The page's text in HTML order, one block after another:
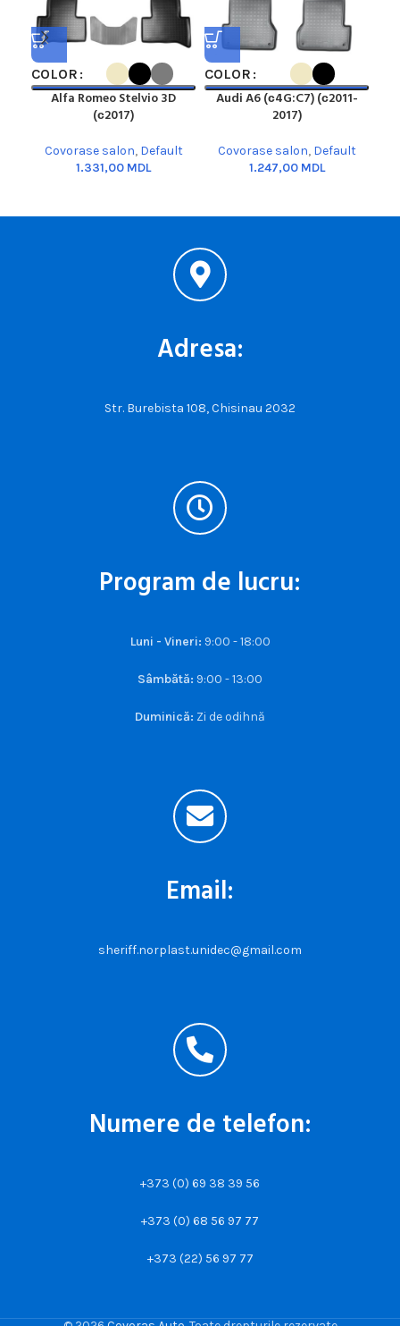
COLOR
Alfa Romeo Stelvio 3D
(с2017)
Covorase salon, Default
MDL
COLOR
Audi A6 (с4G:C7) (с2011-
2017)
Covorase salon, Default
MDL
Adresa:
Str. Burebista 108, Chisinau 2032
Program de lucru:
Luni - Vineri: 9:00 - 18:00
Sâmbătă: 9:00 - 13:00
Duminică: Zi de odihnă
Email:
sheriff.norplast.unidec@gmail.com
Numere de telefon:
+373 (0) 69 38 39 56
+373 (0) 68 56 97 77
+373 (22) 56 97 77